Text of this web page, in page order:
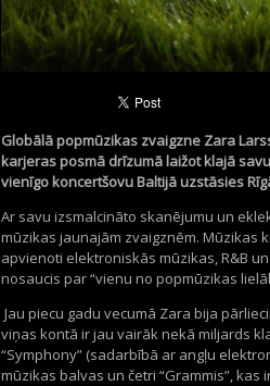
Globālāpopmūzikas zvaigzne Zara
karjerasposmā drīzumālaižotklajāsavu
vienīgokoncertšovuBaltijāuzstāsies
Ar savu izsmalcināto skanējumu un
mūzikas jaunajām zvaigznēm. Mūzikas
apvienoti elektroniskās mūzikas, R&B
nosaucis par “vienu no popmūzikas
Jau piecu gadu vecumā Zara bija
viņas kontā irjau vairāknekā miljards
“Symphony” (sadarbībā ar angļu
mūzikas balvas un četri “Grammis”,kas